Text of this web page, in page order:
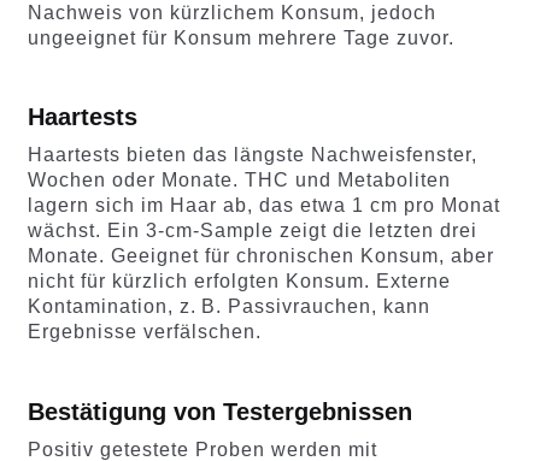
Nachweis von kürzlichem Konsum, jedoch
ungeeignet für Konsum mehrere Tage zuvor.
Haartests
Haartests bieten das längste Nachweisfenster,
Wochen oder Monate. THC und Metaboliten
lagern sich im Haar ab, das etwa 1 cm pro Monat
wächst. Ein 3-cm-Sample zeigt die letzten drei
Monate. Geeignet für chronischen Konsum, aber
nicht für kürzlich erfolgten Konsum. Externe
Kontamination, z. B. Passivrauchen, kann
Ergebnisse verfälschen.
Bestätigung von Testergebnissen
Positiv getestete Proben werden mit